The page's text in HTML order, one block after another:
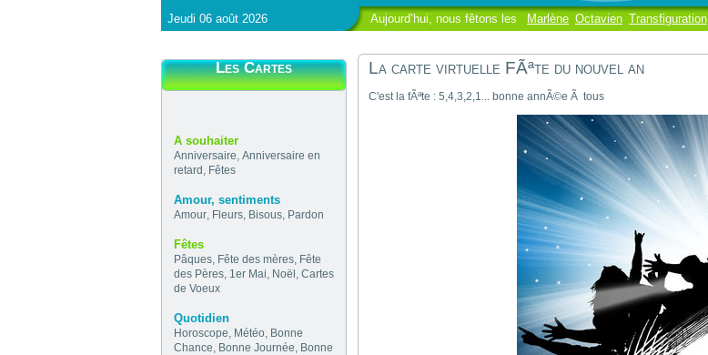
Aujourd’hui, nous fêtons les Marlène Octavien Transfiguration
Jeudi 06 août 2026
Les Cartes
A souhaiter
Anniversaire, Anniversaire en
retard , Fêtes
Amour, sentiments
Amour, Fleurs, Bisous, Pardon
Fêtes
Pâques, Fête des mères, Fête
des Pères, 1er Mai, Noël , Cartes
de Voeux
Quotidien
Horoscope, Météo, Bonne
Chance, Bonne Journée, Bonne
La carte virtuelle FÃªte du nouvel an
C'est la fÃªte : 5,4,3,2,1... bonne annÃ©e Ã tous